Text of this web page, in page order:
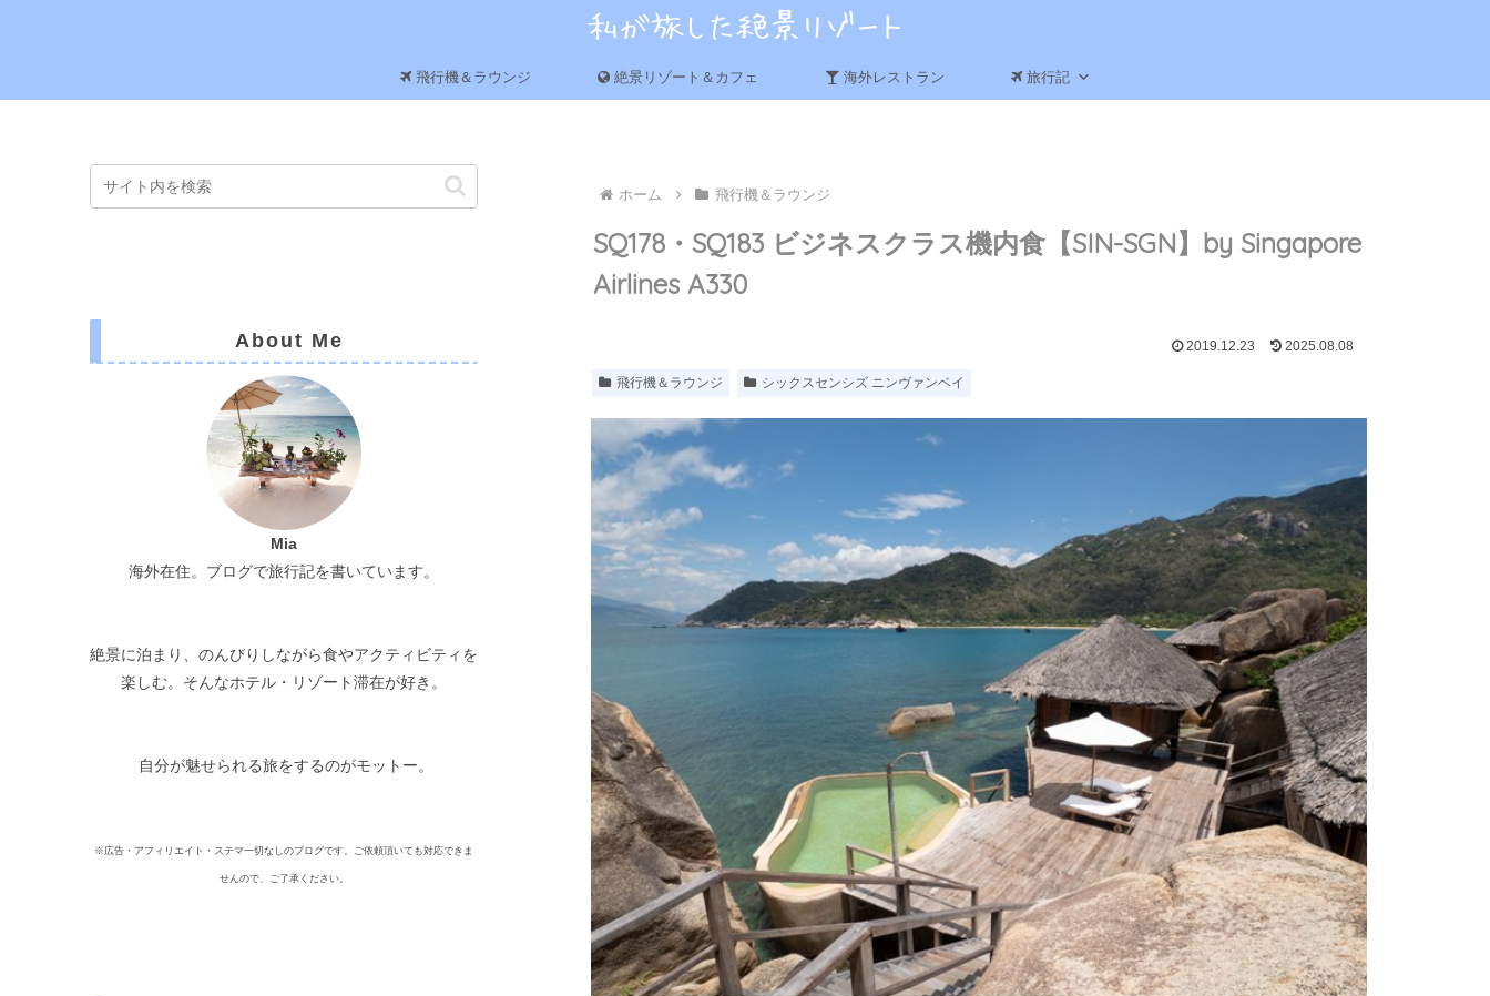
飛行機＆ラウンジ 絶景リゾート＆カフェ 海外レストラン 旅行記
ホーム 飛行機＆ラウンジ
SQ178・SQ183 ビジネスクラス機内食【SIN-SGN】by Singapore
Airlines A330
2019.12.23 2025.08.08
飛行機＆ラウンジ シックスセンシズ ニンヴァンベイ
About Me
Mia
海外在住。ブログで旅行記を書いています。
絶景に泊まり、のんびりしながら食やアクティビティを
楽しむ。そんなホテル・リゾート滞在が好き。
自分が魅せられる旅をするのがモットー。
※広告・アフィリエイト・ステマ一切なしのブログです。ご依頼頂いても対応できま
せんので、ご了承ください。